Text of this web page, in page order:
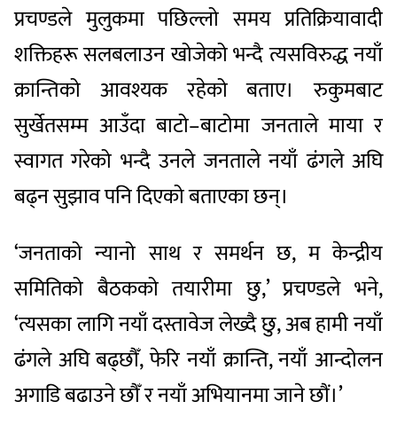
प्रचण्डले मुलुकमा पछिल्लो समय प्रतिक्रियावादी
शक्तिहरू सलबलाउन खोजेको भन्दै त्यसविरुद्ध नयाँ
क्रान्तिको आवश्यक रहेको बताए। रुकुमबाट
सुर्खेतसम्म आउँदा बाटो–बाटोमा जनताले माया र
स्वागत गरेको भन्दै उनले जनताले नयाँ ढंगले अघि
बढ्न सुझाव पनि दिएको बताएका छन्।
‘जनताको न्यानो साथ र समर्थन छ, म केन्द्रीय
समितिको बैठकको तयारीमा छु,’ प्रचण्डले भने,
‘त्यसका लागि नयाँ दस्तावेज लेख्दै छु, अब हामी नयाँ
ढंगले अघि बढ्छौँ, फेरि नयाँ क्रान्ति, नयाँ आन्दोलन
अगाडि बढाउने छौँ र नयाँ अभियानमा जाने छौं।’